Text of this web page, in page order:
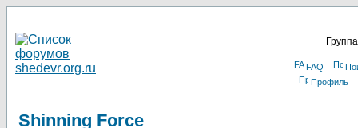
FAQ
Профиль
Shinning Force